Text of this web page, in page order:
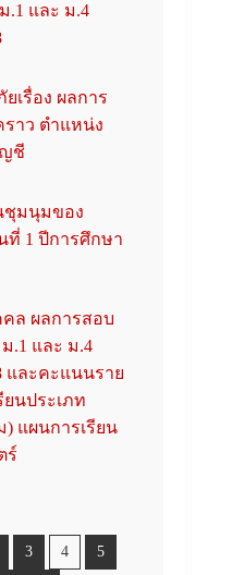
.1 และ ม.4
เรื่อง ผลการ
าว ตำแหน่ง
ญชี
ชุมนุมของ
ที่ 1 ปีการศึกษา
ล ผลการสอบ
.1 และ ม.4
และคะแนนราย
นประเภท
) แผนการเรียน
ร์
3 4 5